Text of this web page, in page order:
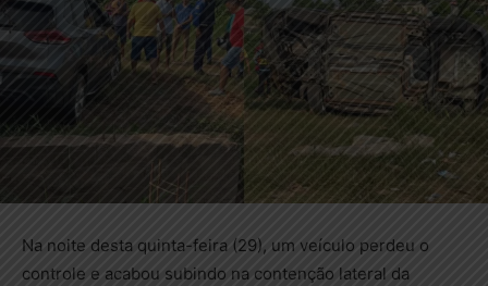
Na noite desta quinta-feira (29), um veículo perdeu o
controle e acabou subindo na contenção lateral da